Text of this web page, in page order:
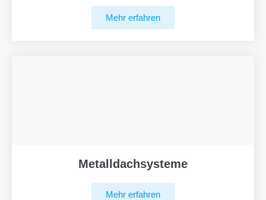
Mehr erfahren
Metalldachsysteme
Mehr erfahren